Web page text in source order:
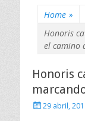
Home »
Honoris
el camino
Honoris
P
29 abril,